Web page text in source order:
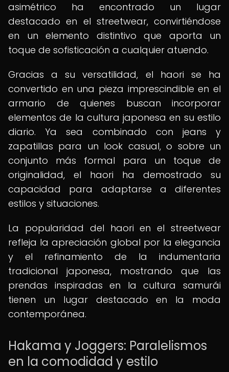
asimétrico ha encontrado un lugar
destacado en el streetwear, convirtiéndose
en un elemento distintivo que aporta un
toque de sofisticación a cualquier atuendo.
Gracias a su versatilidad, el haori se ha
convertido en una pieza imprescindible en el
armario de quienes buscan incorporar
elementos de la cultura japonesa en su estilo
diario. Ya sea combinado con jeans y
zapatillas para un look casual, o sobre un
conjunto más formal para un toque de
originalidad, el haori ha demostrado su
capacidad para adaptarse a diferentes
estilos y situaciones.
La popularidad del haori en el streetwear
refleja la apreciación global por la elegancia
y el refinamiento de la indumentaria
tradicional japonesa, mostrando que las
prendas inspiradas en la cultura samurái
tienen un lugar destacado en la moda
contemporánea.
Hakama y Joggers: Paralelismos
en la comodidad y estilo